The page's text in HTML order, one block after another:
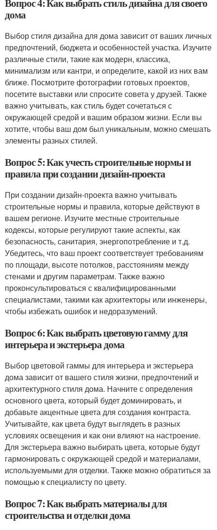
Вопрос 4: Как выбрать стиль дизайна для своего
дома
Выбор стиля дизайна для дома зависит от ваших личных
предпочтений, бюджета и особенностей участка. Изучите
различные стили, такие как модерн, классика,
минимализм или кантри, и определите, какой из них вам
ближе. Посмотрите фотографии готовых проектов,
посетите выставки или спросите совета у друзей. Также
важно учитывать, как стиль будет сочетаться с
окружающей средой и вашим образом жизни. Если вы
хотите, чтобы ваш дом был уникальным, можно смешать
элементы разных стилей.
Вопрос 5: Как учесть строительные нормы и
правила при создании дизайн-проекта
При создании дизайн-проекта важно учитывать
строительные нормы и правила, которые действуют в
вашем регионе. Изучите местные строительные
кодексы, которые регулируют такие аспекты, как
безопасность, санитария, энергопотребление и т.д.
Убедитесь, что ваш проект соответствует требованиям
по площади, высоте потолков, расстояниям между
стенами и другим параметрам. Также важно
проконсультироваться с квалифицированными
специалистами, такими как архитекторы или инженеры,
чтобы избежать ошибок и недоразумений.
Вопрос 6: Как выбрать цветовую гамму для
интерьера и экстерьера дома
Выбор цветовой гаммы для интерьера и экстерьера
дома зависит от вашего стиля жизни, предпочтений и
архитектурного стиля дома. Начните с определения
основного цвета, который будет доминировать, и
добавьте акцентные цвета для создания контраста.
Учитывайте, как цвета будут выглядеть в разных
условиях освещения и как они влияют на настроение.
Для экстерьера важно выбирать цвета, которые будут
гармонировать с окружающей средой и материалами,
используемыми для отделки. Также можно обратиться за
помощью к специалисту по цвету.
Вопрос 7: Как выбрать материалы для
строительства и отделки дома